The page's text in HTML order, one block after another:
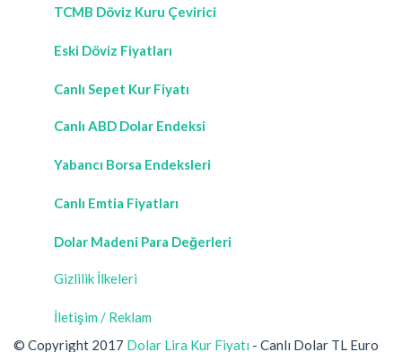
TCMB Döviz Kuru Çevirici
Eski Döviz Fiyatları
Canlı Sepet Kur Fiyatı
Canlı ABD Dolar Endeksi
Yabancı Borsa Endeksleri
Canlı Emtia Fiyatları
Dolar Madeni Para Değerleri
Gizlilik İlkeleri
İletişim / Reklam
© Copyright 2017 Dolar Lira Kur Fiyatı - Canlı Dolar TL Euro